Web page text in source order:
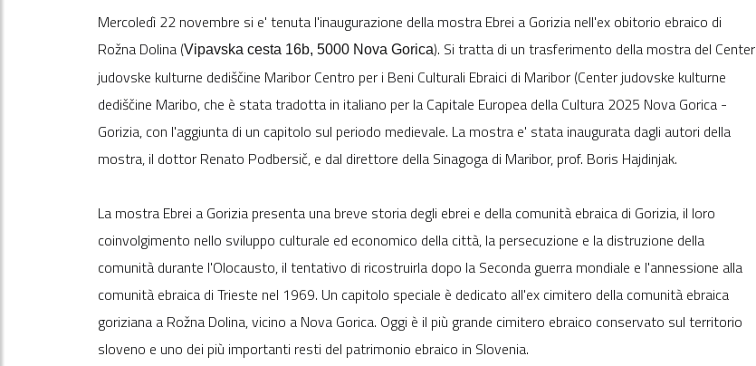
Mercoledì 22 novembre si e' tenuta l'inaugurazione della mostra Ebrei a Gorizia nell'ex obitorio ebraico di
Rožna Dolina (Vipavska cesta 16b, 5000 Nova Gorica). Si tratta di un trasferimento della mostra del Center
judovske kulturne dediščine Maribor Centro per i Beni Culturali Ebraici di Maribor (Center judovske kulturne
dediščine Maribo, che è stata tradotta in italiano per la Capitale Europea della Cultura 2025 Nova Gorica -
Gorizia, con l'aggiunta di un capitolo sul periodo medievale. La mostra e' stata inaugurata dagli autori della
mostra, il dottor Renato Podbersič, e dal direttore della Sinagoga di Maribor, prof. Boris Hajdinjak.
La mostra Ebrei a Gorizia presenta una breve storia degli ebrei e della comunità ebraica di Gorizia, il loro
coinvolgimento nello sviluppo culturale ed economico della città, la persecuzione e la distruzione della
comunità durante l'Olocausto, il tentativo di ricostruirla dopo la Seconda guerra mondiale e l'annessione alla
comunità ebraica di Trieste nel 1969. Un capitolo speciale è dedicato all'ex cimitero della comunità ebraica
goriziana a Rožna Dolina, vicino a Nova Gorica. Oggi è il più grande cimitero ebraico conservato sul territorio
sloveno e uno dei più importanti resti del patrimonio ebraico in Slovenia.